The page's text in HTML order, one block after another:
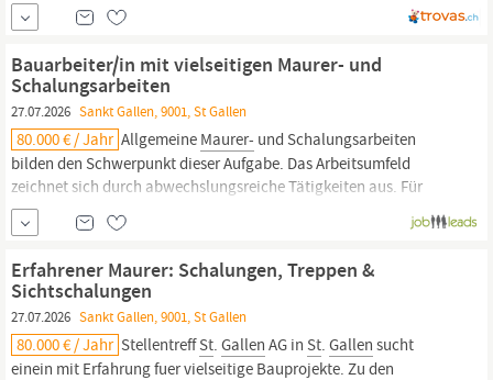
anfallende Arbeiten auf der Baustelle Ihr Profil: • Berufserfahrung
Bauarbeiter/in mit vielseitigen Maurer- und
Schalungsarbeiten
27.07.2026 Sankt Gallen, 9001, St Gallen
80.000 € / Jahr Allgemeine Maurer- und Schalungsarbeiten
bilden den Schwerpunkt dieser Aufgabe. Das Arbeitsumfeld
zeichnet sich durch abwechslungsreiche Tätigkeiten aus. Für
unseren Auftraggeber suchen wir einein mit vielseitigen
Maurer-
und Schalungsarbeiten Tätigkeiten Sie sind zuständig für
Erfahrener Maurer: Schalungen, Treppen &
Sichtschalungen
27.07.2026 Sankt Gallen, 9001, St Gallen
80.000 € / Jahr StellentreffSt. Gallen AG in St. Gallen sucht
einein mit Erfahrung fuer vielseitige Bauprojekte. Zu den